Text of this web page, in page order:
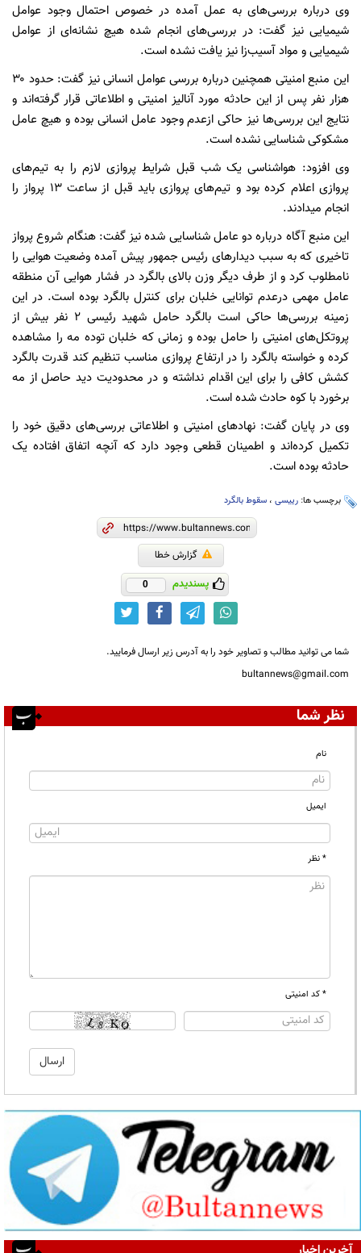
وی درباره بررسی‌های به عمل آمده در خصوص احتمال وجود عوامل
شیمیایی نیز گفت: در بررسی‌های انجام شده هیچ نشانه‌ای از عوامل
شیمیایی و مواد آسیب‌زا نیز یافت نشده است.
این منبع امنیتی همچنین درباره بررسی عوامل انسانی نیز گفت: حدود ۳۰
هزار نفر پس از این حادثه مورد آنالیز امنیتی و اطلاعاتی قرار گرفته‌اند و
نتایج این بررسی‌ها نیز حاکی ازعدم وجود عامل انسانی بوده و هیچ عامل
مشکوکی شناسایی نشده است.
وی افزود: هواشناسی یک شب قبل شرایط پروازی لازم را به تیم‌های
پروازی اعلام کرده بود و تیم‌های پروازی باید قبل از ساعت ۱۳ پرواز را
انجام میدادند.
این منبع آگاه درباره دو عامل شناسایی شده نیز گفت: هنگام شروع پرواز
تاخیری که به سبب دیدارهای رئیس جمهور پیش آمده وضعیت هوایی را
نامطلوب کرد و از طرف دیگر وزن بالای بالگرد در فشار هوایی آن منطقه
عامل مهمی درعدم توانایی خلبان برای کنترل بالگرد بوده است. در این
زمینه بررسی‌ها حاکی است بالگرد حامل شهید رئیسی ۲ نفر بیش از
پروتکل‌های امنیتی را حامل بوده و زمانی که خلبان توده مه را مشاهده
کرده و خواسته بالگرد را در ارتفاع پروازی مناسب تنظیم کند قدرت بالگرد
کشش کافی را برای این اقدام نداشته و در محدودیت دید حاصل از مه
برخورد با کوه حادث شده است.
وی در پایان گفت: نهادهای امنیتی و اطلاعاتی بررسی‌های دقیق خود را
تکمیل کرده‌اند و اطمینان قطعی وجود دارد که آنچه اتفاق افتاده یک
حادثه بوده است.
برچسب ها: رییسی ، سقوط بالگرد
گزارش خطا
پسندیدم 0
شما می توانید مطالب و تصاویر خود را به آدرس زیر ارسال فرمایید.
bultannews@gmail.com
نظر شما
نام
ایمیل
* نظر
* کد امنیتی